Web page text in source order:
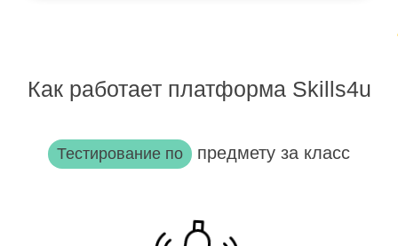
Как работает платформа Skills4u
Тестирование по предмету за класс